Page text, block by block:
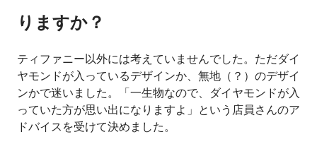
りますか？
ティファニー以外には考えていませんでした。ただダイ
ヤモンドが入っているデザインか、無地（？）のデザイ
ンかで迷いました。「一生物なので、ダイヤモンドが入
っていた方が思い出になりますよ」という店員さんのア
ドバイスを受けて決めました。